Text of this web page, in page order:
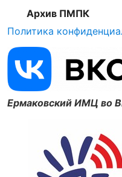
Архив ПМПК
Политика
Ермаковский ИМЦ во